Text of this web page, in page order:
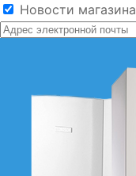
Новости магазина